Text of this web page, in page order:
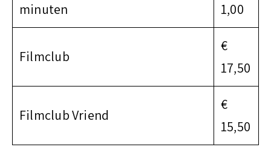
minuten
1,00
Filmclub
€
17,50
Filmclub Vriend
€
15,50